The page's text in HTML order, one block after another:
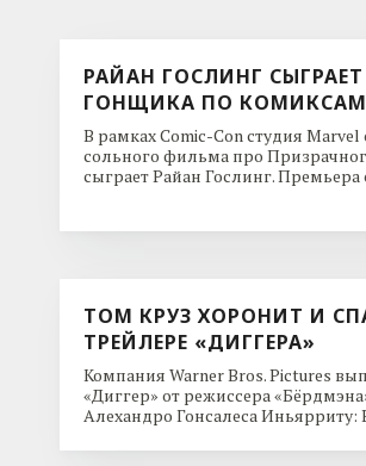
РАЙАН ГОСЛИНГ
ГОНЩИКА ПО КОМИКСАМ
В рамках Comic-Con студия
сольного фильма про
сыграет Райан Гослинг. Премьера
ТОМ КРУЗ ХОРОНИТ И
ТРЕЙЛЕРЕ «ДИГГЕРА»
Компания Warner Bros. Pictures
«Диггер» от режиссера
Алехандро Гонсалеса Иньярриту: